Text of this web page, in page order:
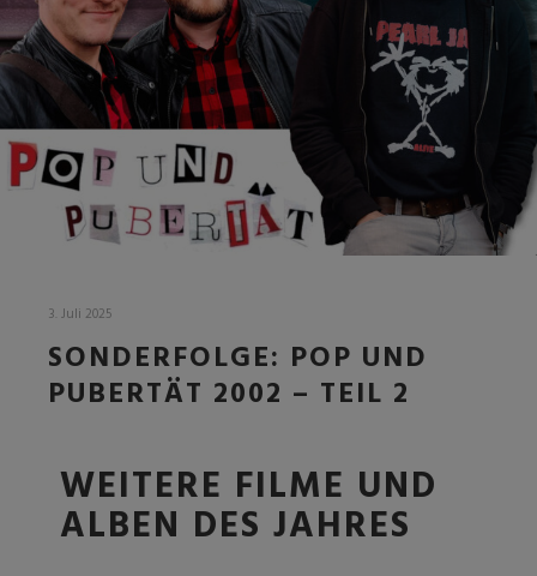
3. Juli 2025
SONDERFOLGE: POP UND
PUBERTÄT 2002 – TEIL 2
WEITERE FILME UND
ALBEN DES JAHRES